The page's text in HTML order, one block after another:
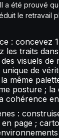
a été prouvé
le retravail
: concevez
les traits
visuels de
de
même
posture ; la
cohérence
:
page ;